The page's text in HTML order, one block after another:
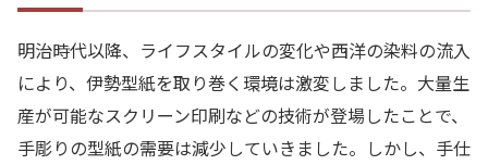
明治時代以降、ライフスタイルの変化や西洋の染料の流入
により、伊勢型紙を取り巻く環境は激変しました。大量生
産が可能なスクリーン印刷などの技術が登場したことで、
手彫りの型紙の需要は減少していきました。しかし、手仕